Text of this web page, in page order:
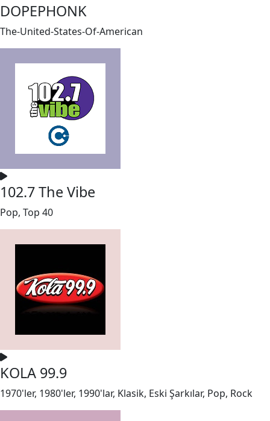
DOPEPHONK
The-United-States-Of-American
102.7 The Vibe
Pop, Top 40
KOLA 99.9
1970'ler, 1980'ler, 1990'lar, Klasik, Eski Şarkılar, Pop, Rock